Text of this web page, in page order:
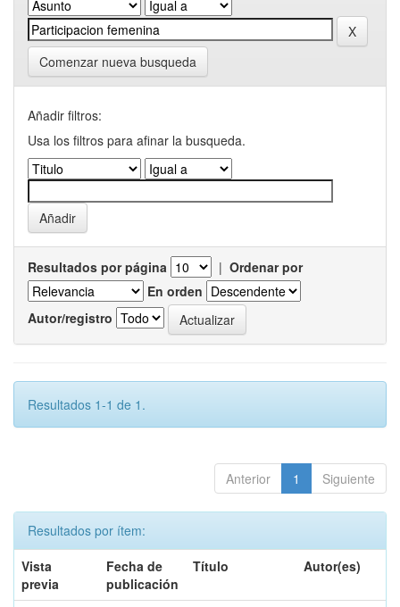
Comenzar nueva busqueda
Añadir filtros:
Usa los filtros para afinar la busqueda.
Resultados por página | Ordenar por
En orden
Autor/registro
Resultados 1-1 de 1.
Anterior 1 Siguiente
Resultados por ítem:
Vista
previa
Fecha de
publicación
Título Autor(es)